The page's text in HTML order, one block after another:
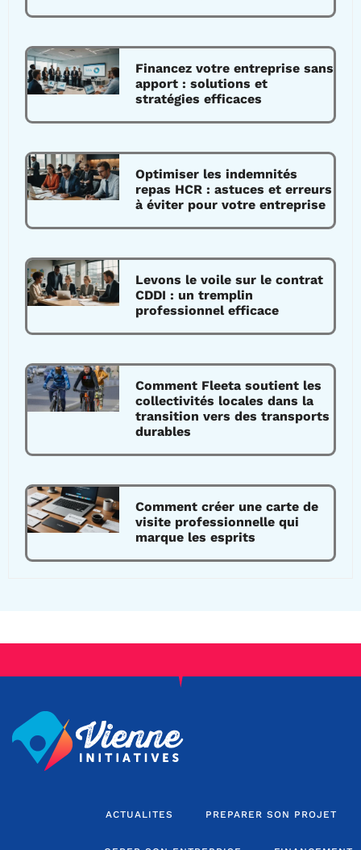
Financez votre entreprise sans
apport : solutions et
stratégies efficaces
Optimiser les indemnités
repas HCR : astuces et erreurs
à éviter pour votre entreprise
Levons le voile sur le contrat
CDDI : un tremplin
professionnel efficace
Comment Fleeta soutient les
collectivités locales dans la
transition vers des transports
durables
Comment créer une carte de
visite professionnelle qui
marque les esprits
ACTUALITES PREPARER SON PROJET